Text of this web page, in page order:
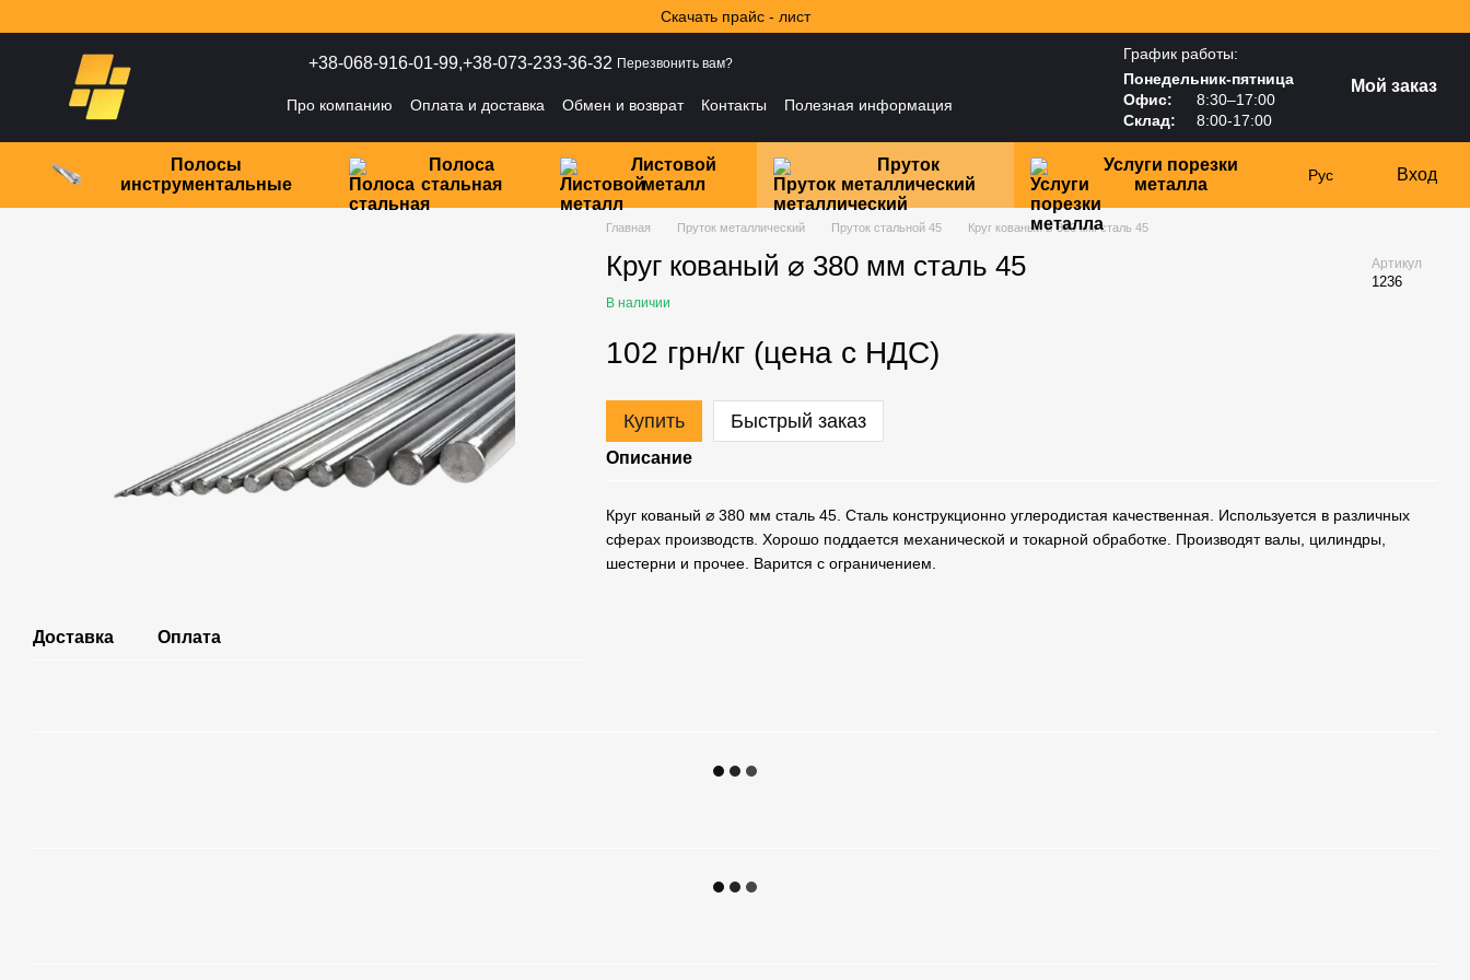
Скачать прайс - лист
+38-068-916-01-99,+38-073-233-36-32 Перезвонить вам?
Про компанию Оплата и доставка Обмен и возврат Контакты
Полезная информация
График работы:
Понедельник-пятница
Офис:
8:30–17:00
Склад:
8:00-17:00
Мой заказ
Полосы
инструментальные
Полоса
стальная
Листовой
металл
Пруток
металлический
Услуги порезки
металла
Рус Вход
Доставка Оплата
Главная Пруток металлический Пруток стальной 45 Круг кованый ⌀ 380 мм сталь 45
Круг кованый ⌀ 380 мм сталь 45 Артикул
1236
В наличии
102 грн/кг (цена с НДС)
Купить Быстрый заказ
Описание
Круг кованый ⌀ 380 мм сталь 45. Сталь конструкционно углеродистая качественная. Используется в различных
сферах производств. Хорошо поддается механической и токарной обработке. Производят валы, цилиндры,
шестерни и прочее. Варится с ограничением.